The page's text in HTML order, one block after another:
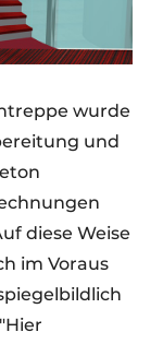
wurde
und
diese Weise
im Voraus